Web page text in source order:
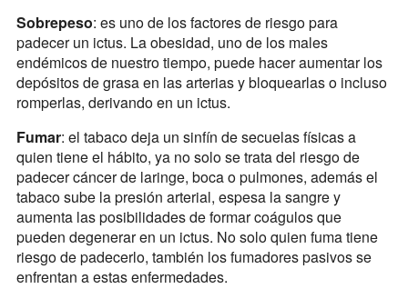
Sobrepeso: es uno de los factores de riesgo para
padecer un ictus. La obesidad, uno de los males
endémicos de nuestro tiempo, puede hacer aumentar los
depósitos de grasa en las arterias y bloquearlas o incluso
romperlas, derivando en un ictus.
Fumar: el tabaco deja un sinfín de secuelas físicas a
quien tiene el hábito, ya no solo se trata del riesgo de
padecer cáncer de laringe, boca o pulmones, además el
tabaco sube la presión arterial, espesa la sangre y
aumenta las posibilidades de formar coágulos que
pueden degenerar en un ictus. No solo quien fuma tiene
riesgo de padecerlo, también los fumadores pasivos se
enfrentan a estas enfermedades.